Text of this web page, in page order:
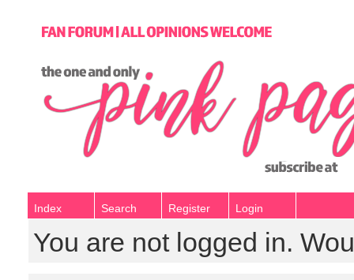
Index Search Register Login
You are not logged in.